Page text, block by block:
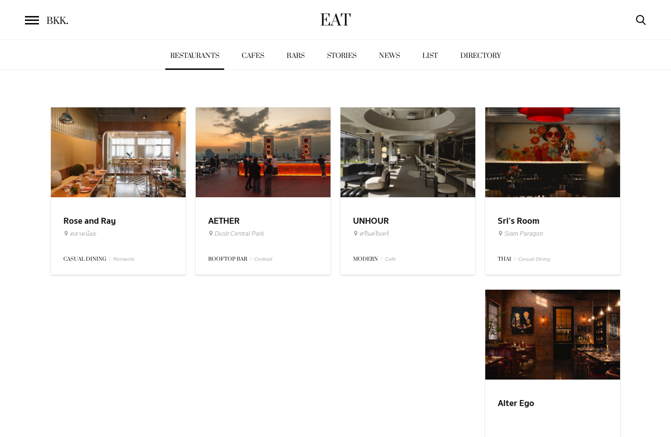
BKK. EAT
RESTAURANTS CAFES BARS STORIES NEWS LIST DIRECTORY
Rose and Ray
ตลาดน้อย
CASUAL DINING / Romantic
AETHER
Dusit Central Park
ROOFTOP BAR / Cocktail
UNHOUR
ศรีนครินทร์
MODERN / Cafe
Sri’s Room
Siam Paragon
THAI / Casual Dining
Alter Ego